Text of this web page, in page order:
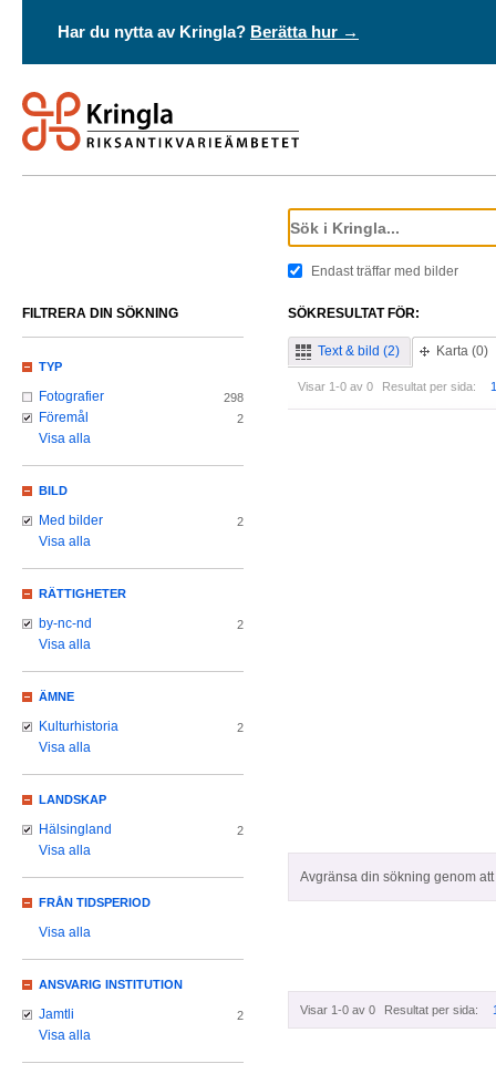
Har du nytta av Kringla? Berätta hur →
Endast träffar med bilder
SÖKRESULTAT FÖR:
Text & bild (2) Karta (0)
Visar 1-0 av 0 Resultat per sida:
Avgränsa din sökning genom
Visar 1-0 av 0 Resultat per sida:
FILTRERA DIN SÖKNING
TYP
Fotografier 298
Föremål 2
Visa alla
BILD
Med bilder 2
Visa alla
RÄTTIGHETER
by-nc-nd 2
Visa alla
ÄMNE
Kulturhistoria 2
Visa alla
LANDSKAP
Hälsingland 2
Visa alla
FRÅN TIDSPERIOD
Visa alla
ANSVARIG INSTITUTION
Jamtli 2
Visa alla